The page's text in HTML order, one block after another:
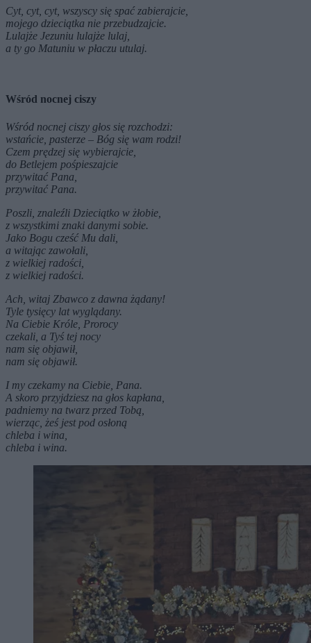
Cyt, cyt, cyt, wszyscy się spać zabierajcie,
mojego dzieciątka nie przebudzajcie.
Lulajże Jezuniu lulajże lulaj,
a ty go Matuniu w płaczu utulaj.
Wśród nocnej ciszy
Wśród nocnej ciszy głos się rozchodzi:
wstańcie, pasterze – Bóg się wam rodzi!
Czem prędzej się wybierajcie,
do Betlejem pośpieszajcie
przywitać Pana,
przywitać Pana.
Poszli, znaleźli Dzieciątko w żłobie,
z wszystkimi znaki danymi sobie.
Jako Bogu cześć Mu dali,
a witając zawołali,
z wielkiej radości,
z wielkiej radości.
Ach, witaj Zbawco z dawna żądany!
Tyle tysięcy lat wyglądany.
Na Ciebie Króle, Prorocy
czekali, a Tyś tej nocy
nam się objawił,
nam się objawił.
I my czekamy na Ciebie, Pana.
A skoro przyjdziesz na głos kapłana,
padniemy na twarz przed Tobą,
wierząc, żeś jest pod osłoną
chleba i wina,
chleba i wina.